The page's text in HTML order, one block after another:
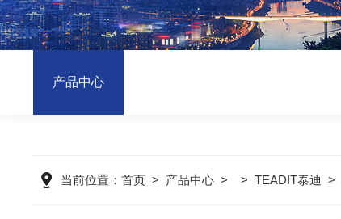
产品中心
当前位置： 首页> 产品中心> > TEADIT泰迪 >